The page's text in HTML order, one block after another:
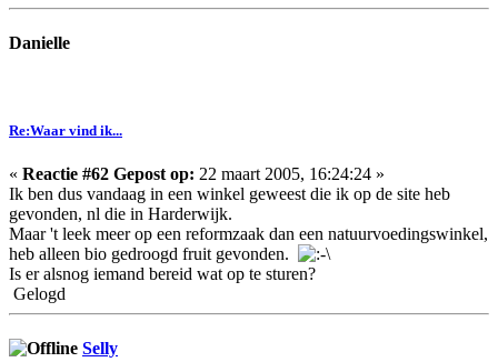
Danielle
Re:Waar vind ik...
« Reactie #62 Gepost op: 22 maart 2005, 16:24:24 »
Ik ben dus vandaag in een winkel geweest die ik op de site heb
gevonden, nl die in Harderwijk.
Maar 't leek meer op een reformzaak dan een natuurvoedingswinkel,
heb alleen bio gedroogd fruit gevonden.
Is er alsnog iemand bereid wat op te sturen?
Gelogd
Selly